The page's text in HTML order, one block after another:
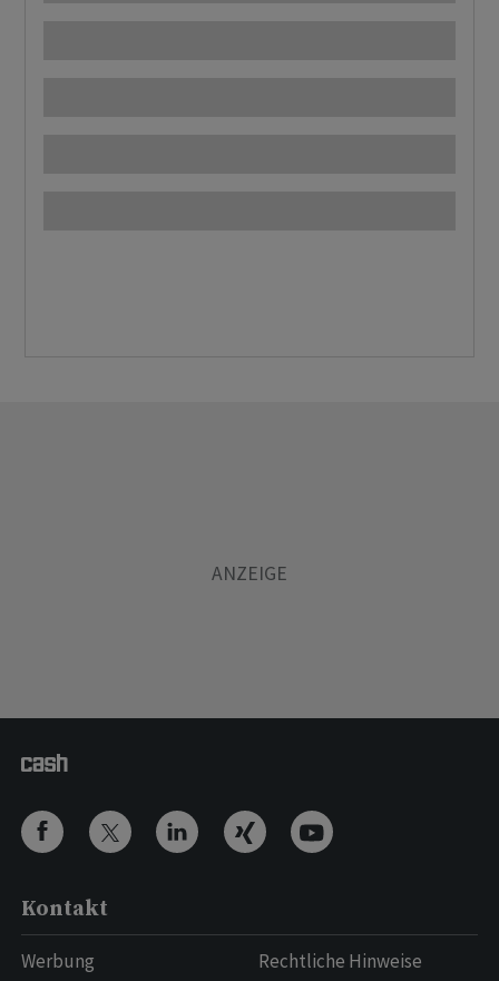
Kontakt
Werbung
Rechtliche Hinweise